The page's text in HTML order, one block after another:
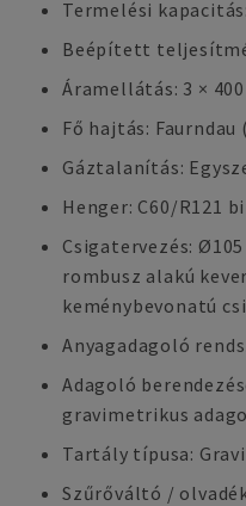
Termelési
Beépített
Áramellátás: 3 × 400
Fő hajtás:
Gáztalanítás:
Henger: C60/R121
Csigatervezés:
rombusz alakú
keménybevonatú
Anyagadagoló
Adagoló
gravimetrikus
Tartály típusa:
Szűrőváltó /